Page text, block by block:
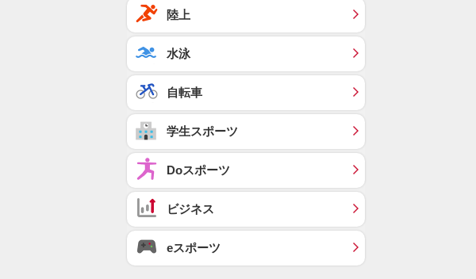
陸上
水泳
自転車
学生スポーツ
Doスポーツ
ビジネス
eスポーツ